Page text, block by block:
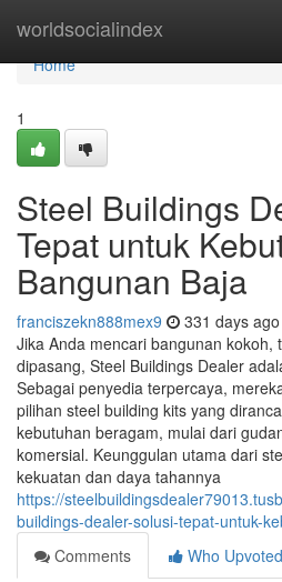
worldsocialindex
Home
Home
1
Steel Buildings
Tepat untuk
Bangunan Baja
franciszekn888mex9 331 days ago
Jika Anda mencari bangunan kokoh,
dipasang, Steel Buildings Dealer
Sebagai penyedia terpercaya,
pilihan steel building kits yang
kebutuhan beragam, mulai dari
komersial. Keunggulan utama dari
kekuatan dan daya tahannya
https://
buildings-dealer-solusi-tepat-untuk-
Comments
Who Upvoted